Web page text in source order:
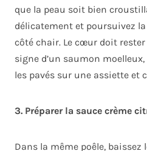
que la peau soit bien
délicatement et poursuivez
côté chair. Le cœur doit rester
signe d’un saumon moelleux,
les pavés sur une assiette et
3. Préparer la sauce crème
Dans la même poêle, baissez